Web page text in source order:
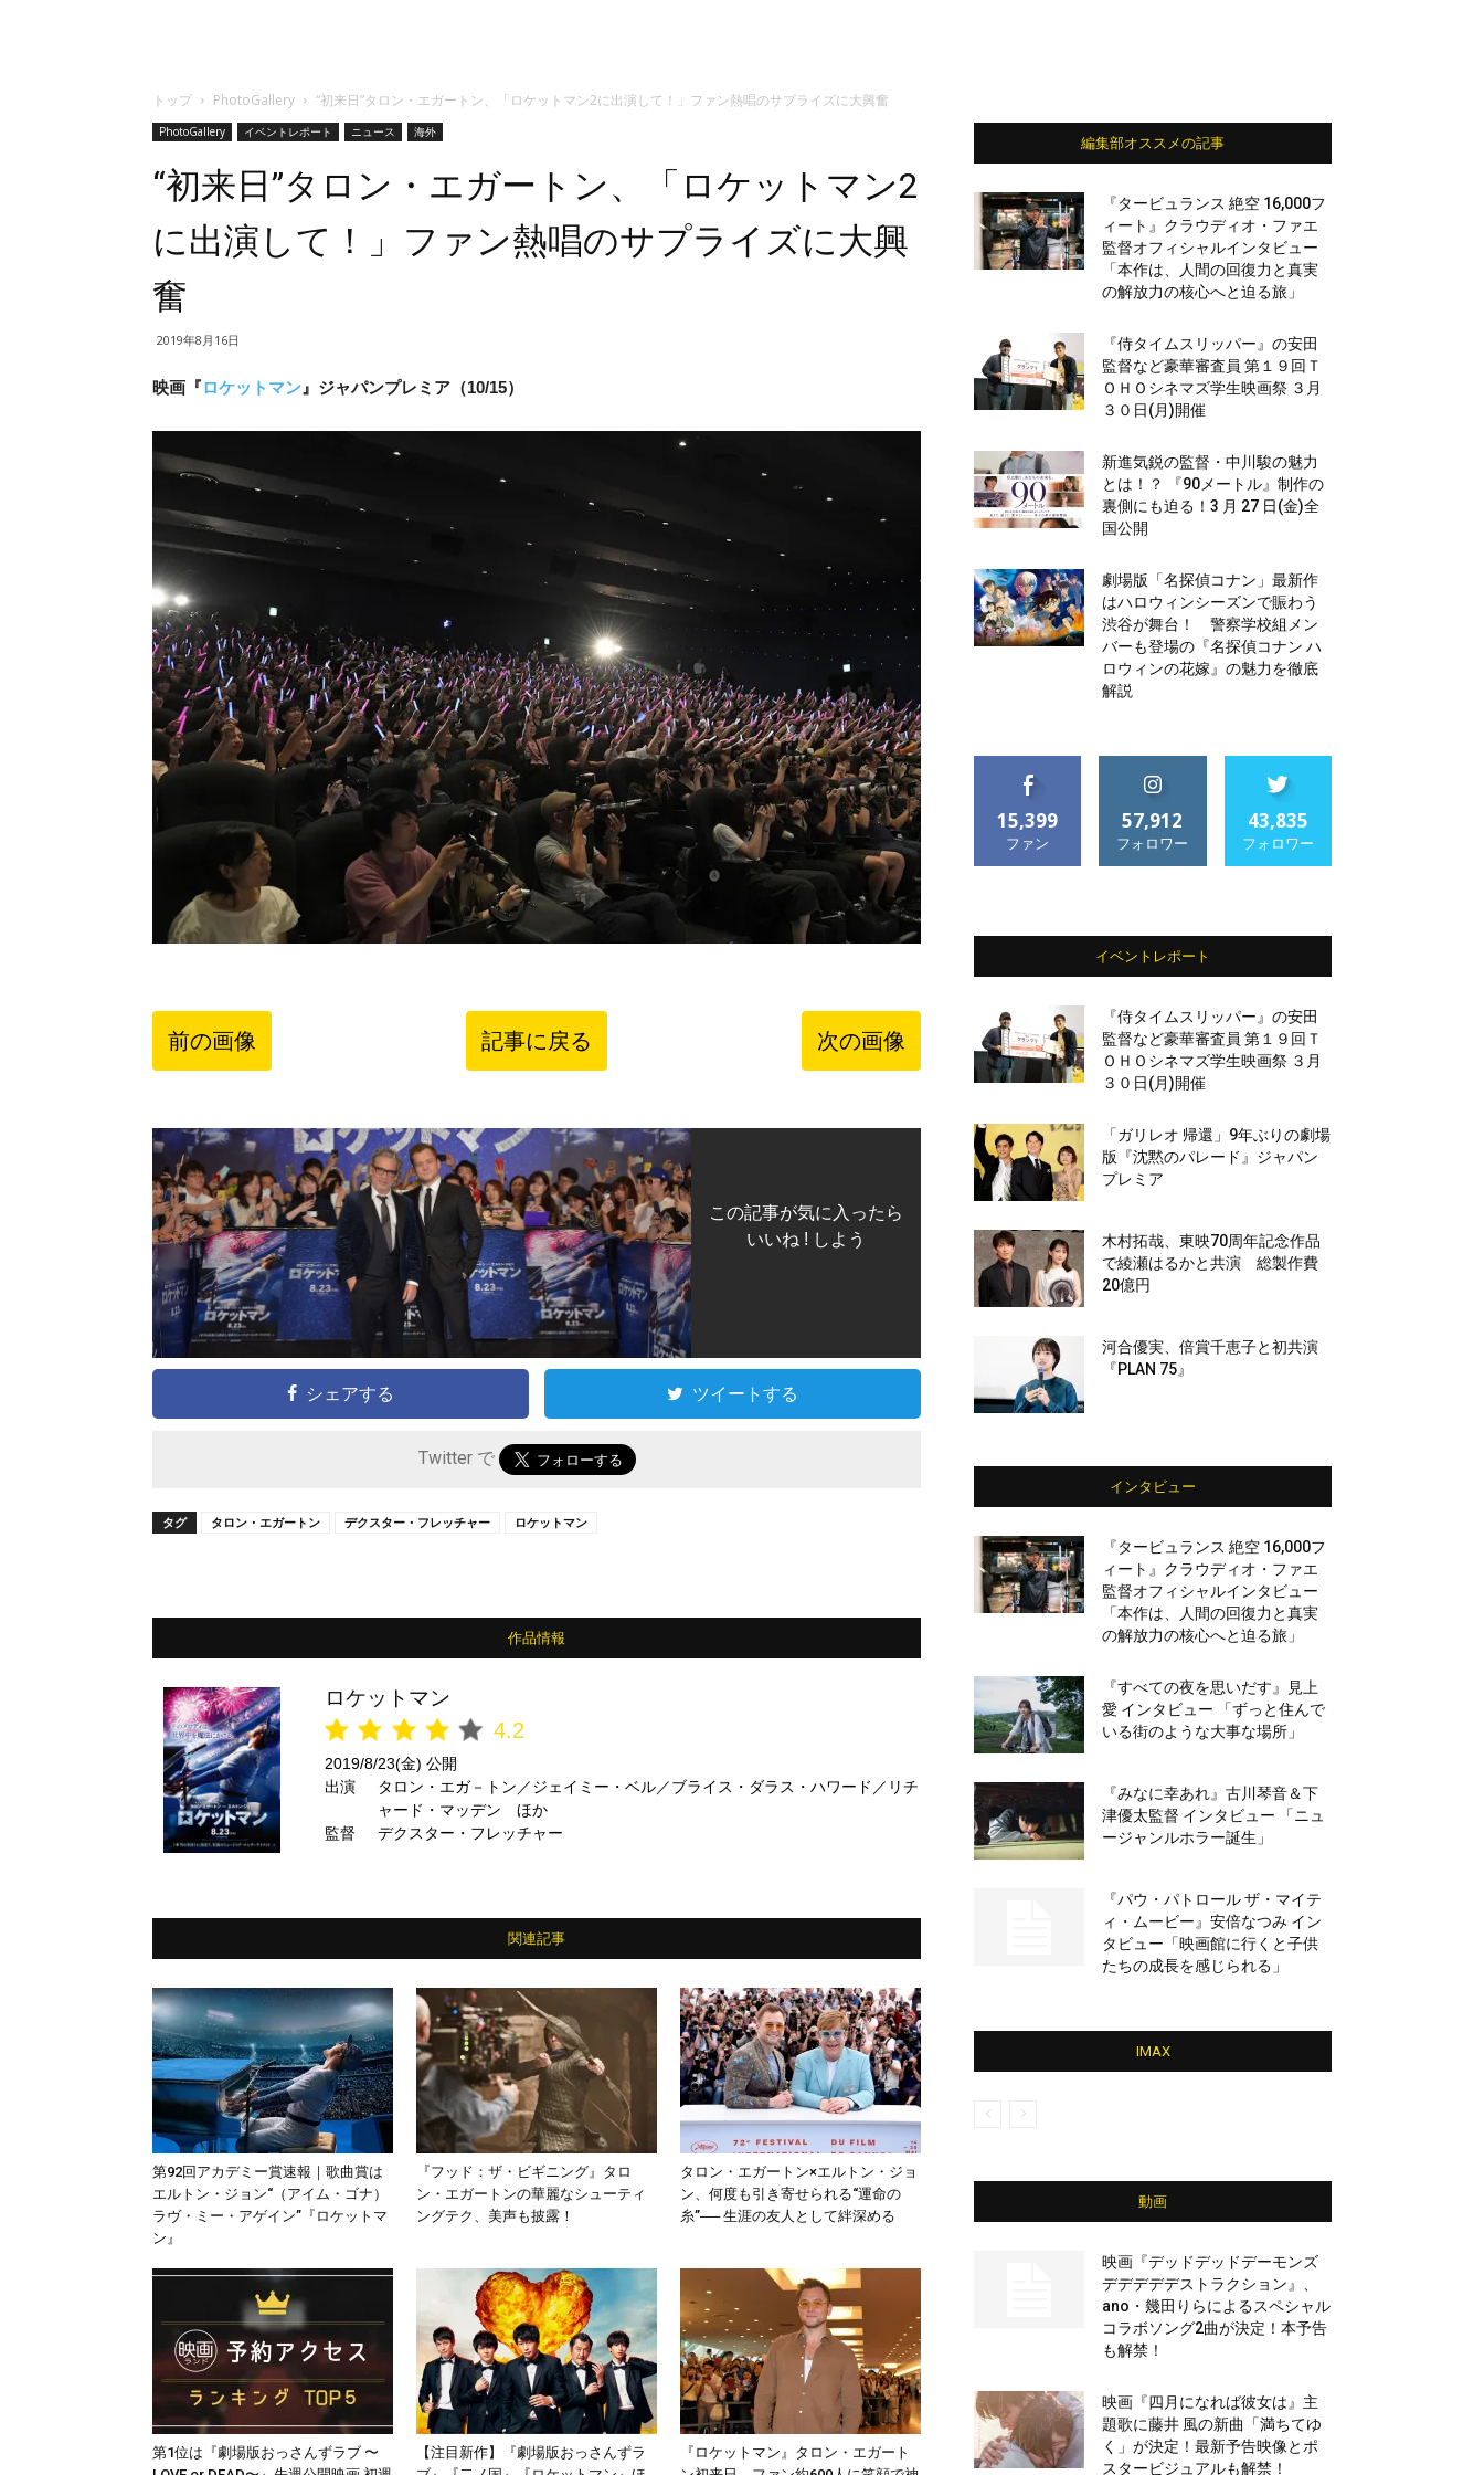
トップ PhotoGallery “初来日”タロン・エガートン、「ロケットマン2に出演して！」ファン熱唱のサプライズに大興奮
PhotoGallery イベントレポート ニュース 海外
“初来日”タロン・エガートン、「ロケットマン2
に出演して！」ファン熱唱のサプライズに大興
奮
2019年8月16日
映画『ロケットマン 』ジャパンプレミア（10/15）
前の画像 記事に戻る 次の画像
この記事が気に入ったら
いいね ! しよう
シェアする ツイートする
Twitter で
タグ タロン・エガートン デクスター・フレッチャー ロケットマン
作品情報
ロケットマン
4.2
2019/8/23(金) 公開
出演
タロン・エガ－トン／ジェイミー・ベル／ブライス・ダラス・ハワード／リチ
ャード・マッデン ほか
監督
デクスター・フレッチャー
関連記事
第92回アカデミー賞速報｜歌曲賞は
エルトン・ジョン“（アイム・ゴナ）
ラヴ・ミー・アゲイン”『ロケットマ
ン』
『フッド：ザ・ビギニング』タロ
ン・エガートンの華麗なシューティ
ングテク、美声も披露！
タロン・エガートン×エルトン・ジョ
ン、何度も引き寄せられる“運命の
糸”── 生涯の友人として絆深める
第1位は『劇場版おっさんずラブ 〜
【注目新作】『劇場版おっさんずラ
『ロケットマン』タロン・エガート
編集部オススメの記事
『タービュランス 絶空 16,000フ
ィート』クラウディオ・ファエ
監督オフィシャルインタビュー
「本作は、人間の回復力と真実
の解放力の核心へと迫る旅」
『侍タイムスリッパー』の安田
監督など豪華審査員 第１９回Ｔ
ＯＨＯシネマズ学生映画祭 ３月
３０日(月)開催
新進気鋭の監督・中川駿の魅力
とは！？ 『90メートル』制作の
裏側にも迫る！3 月 27 日(金)全
国公開
劇場版「名探偵コナン」最新作
はハロウィンシーズンで賑わう
渋谷が舞台！ 警察学校組メン
バーも登場の『名探偵コナン ハ
ロウィンの花嫁』の魅力を徹底
解説
15,399
ファン
57,912
フォロワー
43,835
フォロワー
イベントレポート
『侍タイムスリッパー』の安田
監督など豪華審査員 第１９回Ｔ
ＯＨＯシネマズ学生映画祭 ３月
３０日(月)開催
「ガリレオ 帰還」9年ぶりの劇場
版『沈黙のパレード』ジャパン
プレミア
木村拓哉、東映70周年記念作品
で綾瀬はるかと共演 総製作費
20億円
河合優実、倍賞千恵子と初共演
『PLAN 75』
インタビュー
『タービュランス 絶空 16,000フ
ィート』クラウディオ・ファエ
監督オフィシャルインタビュー
「本作は、人間の回復力と真実
の解放力の核心へと迫る旅」
『すべての夜を思いだす』見上
愛 インタビュー 「ずっと住んで
いる街のような大事な場所」
『みなに幸あれ』古川琴音＆下
津優太監督 インタビュー 「ニュ
ージャンルホラー誕生」
『パウ・パトロール ザ・マイテ
ィ・ムービー』安倍なつみ イン
タビュー「映画館に行くと子供
たちの成長を感じられる」
IMAX
動画
映画『デッドデッドデーモンズ
デデデデデストラクション』、
ano・幾田りらによるスペシャル
コラボソング2曲が決定！本予告
も解禁！
映画『四月になれば彼女は』主
題歌に藤井 風の新曲「満ちてゆ
く」が決定！最新予告映像とポ
スタービジュアルも解禁！